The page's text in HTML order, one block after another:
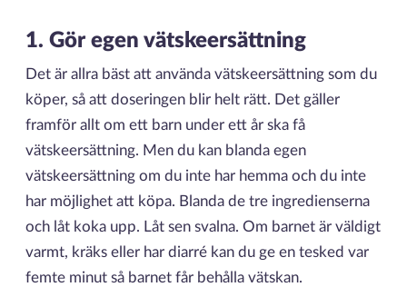
1. Gör egen vätskeersättning
Det är allra bäst att använda vätskeersättning som du
köper, så att doseringen blir helt rätt. Det gäller
framför allt om ett barn under ett år ska få
vätskeersättning. Men du kan blanda egen
vätskeersättning om du inte har hemma och du inte
har möjlighet att köpa. Blanda de tre ingredienserna
och låt koka upp. Låt sen svalna. Om barnet är väldigt
varmt, kräks eller har diarré kan du ge en tesked var
femte minut så barnet får behålla vätskan.